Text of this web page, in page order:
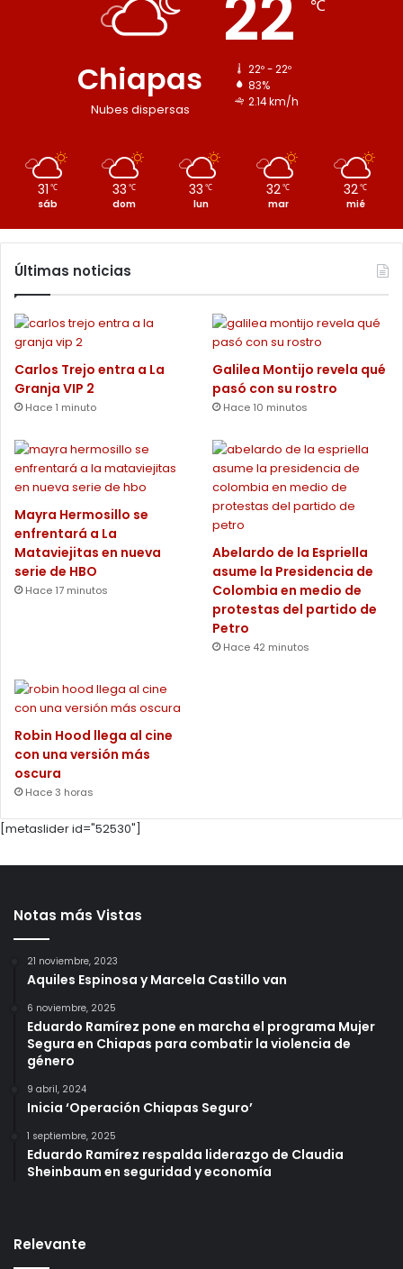
Chiapas
Nubes dispersas
22 ℃
22º - 22º
83%
2.14 km/h
31 ℃
sáb
33 ℃
dom
33 ℃
lun
32℃
mar
32℃
mié
Últimas noticias
Carlos Trejo entra a La
Granja VIP 2
Hace 1 minuto
Galilea Montijo revela qué
pasó con su rostro
Hace 10 minutos
Mayra Hermosillo se
enfrentará a La
Mataviejitas en nueva
serie de HBO
Hace 17 minutos
Abelardo de la Espriella
asume la Presidencia de
Colombia en medio de
protestas del partido de
Petro
Hace 42 minutos
Robin Hood llega al cine
con una versión más
oscura
Hace 3 horas
[metaslider id="52530"]
Notas más Vistas
21 noviembre, 2023
Aquiles Espinosa y Marcela Castillo van
6 noviembre, 2025
Eduardo Ramírez pone en marcha el programa Mujer
Segura en Chiapas para combatir la violencia de
género
9 abril, 2024
Inicia ‘Operación Chiapas Seguro’
1 septiembre, 2025
Eduardo Ramírez respalda liderazgo de Claudia
Sheinbaum en seguridad y economía
Relevante